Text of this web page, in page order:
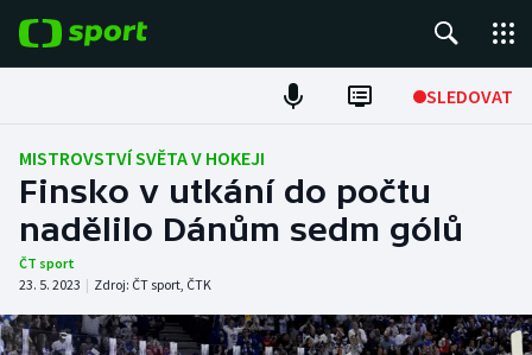
SLEDOVAT
Fotbal
Hokej
Tenis
Atletika
MISTROVSTVÍ SVĚTA V HOKEJI
Finsko v utkání do počtu
nadělilo Dánům sedm gólů
ČT sport
23. 5. 2023 | Zdroj: ČT sport, ČTK